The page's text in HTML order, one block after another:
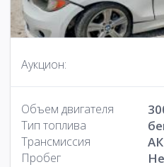
Аукцион:
Объем двигателя
Тип топлива
Трансмиссия
Пробег